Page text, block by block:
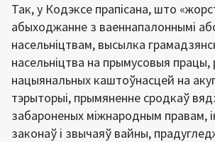
Так, у Кодэксе прапісана, што
абыходжанне з ваеннапалоннымі
насельніцтвам, высылка
насельніцтва на прымусовыя працы,
нацыянальных каштоўнасцей на
тэрыторыі, прымяненне сродкаў
забароненых міжнародным правам,
законаў і звычаяў вайны,